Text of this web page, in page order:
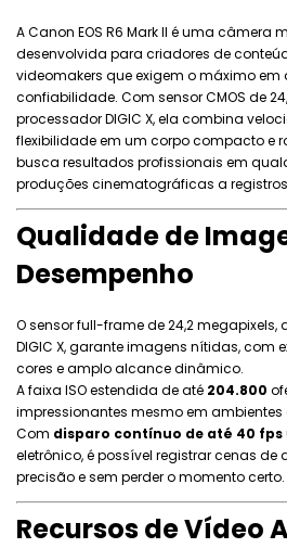
A Canon EOS R6 Mark II é uma câmera
desenvolvida para criadores de
videomakers que exigem o máximo
confiabilidade. Com sensor CMOS de
processador DIGIC X, ela combina
flexibilidade em um corpo compacto e
busca resultados profissionais em
produções cinematográficas a
Qualidade de
Desempenho
O sensor full-frame de 24,2
DIGIC X, garante imagens nítidas, com
cores e amplo alcance dinâmico.
A faixa ISO estendida de até 204.800
impressionantes mesmo em ambientes
Com disparo contínuo de até 40 fps
eletrônico, é possível registrar cenas de
precisão e sem perder o momento certo.
Recursos de Vídeo